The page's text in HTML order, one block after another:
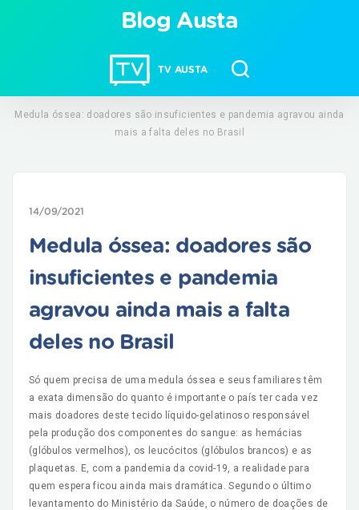
TV AUSTA
Blog Austa
Medula óssea: doadores são insuficientes e pandemia agravou ainda
mais a falta deles no Brasil
14/09/2021
Medula óssea: doadores são
insuficientes e pandemia
agravou ainda mais a falta
deles no Brasil
Só quem precisa de uma medula óssea e seus familiares têm
a exata dimensão do quanto é importante o país ter cada vez
mais doadores deste tecido líquido-gelatinoso responsável
pela produção dos componentes do sangue: as hemácias
(glóbulos vermelhos), os leucócitos (glóbulos brancos) e as
plaquetas. E, com a pandemia da covid-19, a realidade para
quem espera ficou ainda mais dramática. Segundo o último
levantamento do Ministério da Saúde, o número de doações de